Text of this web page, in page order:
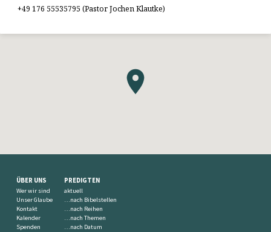
+49 176 55535795 (Pastor Jochen Klautke)
ÜBER UNS
Wer wir sind
Unser Glaube
Kontakt
Kalender
Spenden
PREDIGTEN
aktuell
…nach Bibelstellen
…nach Reihen
…nach Themen
…nach Datum